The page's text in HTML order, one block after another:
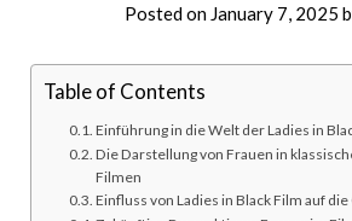
Posted on January 7, 2025
Table of Contents
Einführung in die Welt der Ladies in
Die Darstellung von Frauen in
Filmen
Einfluss von Ladies in Black Film auf